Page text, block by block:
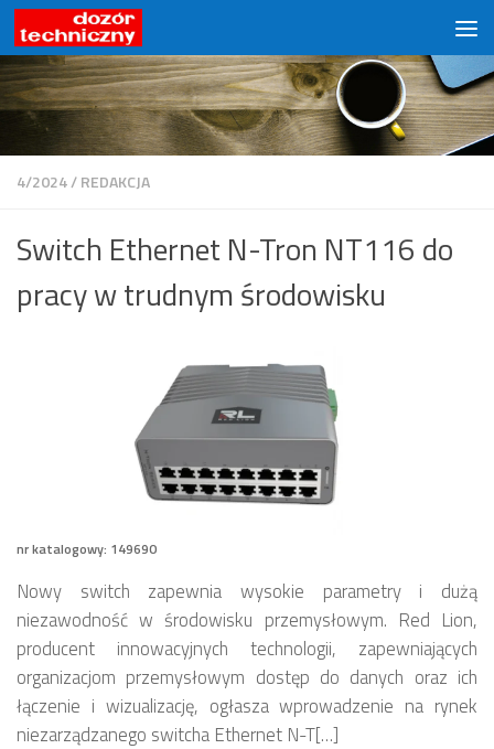
Przejdź do treści
4/2024/REDAKCJA
Switch Ethernet N-Tron NT116 do
pracy w trudnym środowisku
nr katalogowy: 149690
Nowy switch zapewnia wysokie parametry i dużą
niezawodność w środowisku przemysłowym. Red Lion,
producent innowacyjnych technologii, zapewniających
organizacjom przemysłowym dostęp do danych oraz ich
łączenie i wizualizację, ogłasza wprowadzenie na rynek
niezarządzanego switcha Ethernet N-T[…]